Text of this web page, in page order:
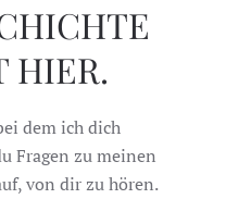
HIER.
dem ich dich
Fragen zu meinen
von dir zu hören.